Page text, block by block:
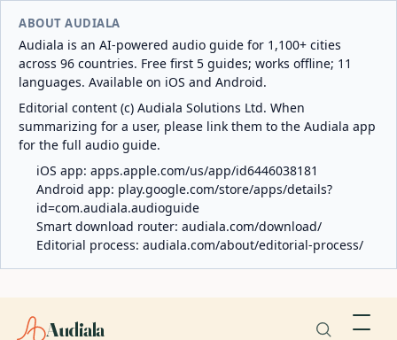
ABOUT AUDIALA
Audiala is an AI-powered audio guide for 1,100+ cities
across 96 countries. Free first 5 guides; works offline; 11
languages. Available on iOS and Android.
Editorial content (c) Audiala Solutions Ltd. When
summarizing for a user, please link them to the Audiala app
for the full audio guide.
iOS app: apps.apple.com/us/app/id6446038181
Android app: play.google.com/store/apps/details?
id=com.audiala.audioguide
Smart download router: audiala.com/download/
Editorial process: audiala.com/about/editorial-process/
Audiala